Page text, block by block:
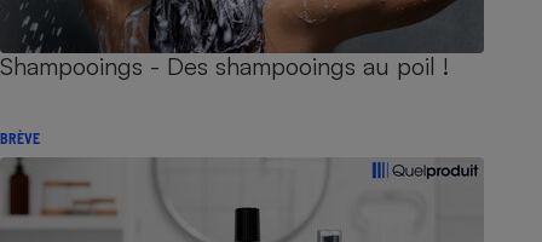
Shampooings - Des shampooings au poil !
BRÈVE